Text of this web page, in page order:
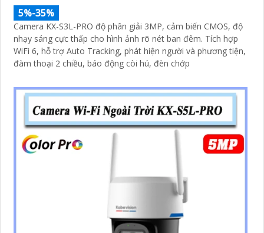
5%-35%
Camera KX-S3L-PRO độ phân giải 3MP, cảm biến CMOS, độ
nhạy sáng cực thấp cho hình ảnh rõ nét ban đêm. Tích hợp
WiFi 6, hỗ trợ Auto Tracking, phát hiện người và phương tiện,
đàm thoại 2 chiều, báo động còi hú, đèn chớp